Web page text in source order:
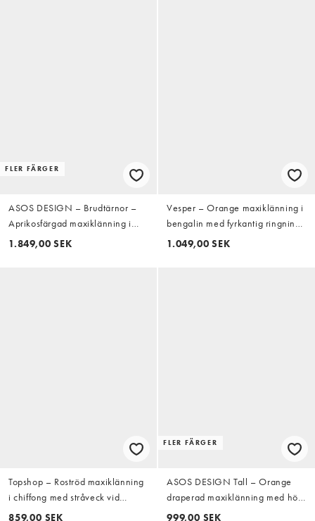
FLER FÄRGER
ASOS DESIGN – Brudtärnor –
Aprikosfärgad maxiklänning i
satin med halterneck och
1.849,00 SEK
Vesper – Orange maxiklänning i
bengalin med fyrkantig ringning
och rysch framtill
1.049,00 SEK
Topshop – Roströd maxiklänning
i chiffong med stråveck vid
bysten
859,00 SEK
FLER FÄRGER
ASOS DESIGN Tall – Orange
draperad maxiklänning med hög
krage och draperad kjol
999,00 SEK